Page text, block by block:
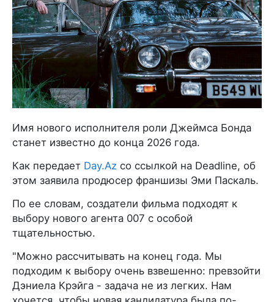
Имя нового исполнителя роли Джеймса Бонда
станет известно до конца 2026 года.
Как передает Day.Az со ссылкой на Deadline, об
этом заявила продюсер франшизы Эми Паскаль.
По ее словам, создатели фильма подходят к
выбору нового агента 007 с особой
тщательностью.
"Можно рассчитывать на конец года. Мы
подходим к выбору очень взвешенно: превзойти
Дэниела Крэйга - задача не из легких. Нам